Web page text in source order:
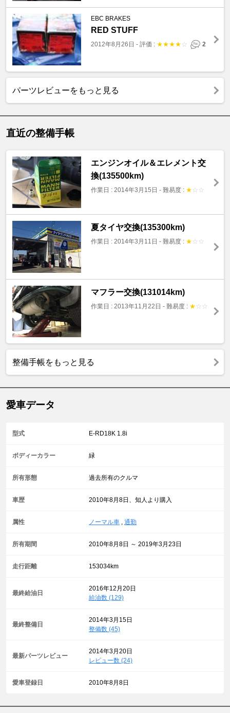
EBC BRAKES
RED STUFF
2012年8月26日 - 評価 : ★★★★ ☆ 2
パーツレビューをもっと見る
直近の整備手帳
エンジンオイル＆エレメント交
換(135500km)
作業日 : 2014年3月15日 - 難易度 : ★ ☆ ☆
夏タイヤ交換(135300km)
作業日 : 2014年3月11日 - 難易度 : ★ ☆ ☆
マフラー交換(131014km)
作業日 : 2013年11月22日 - 難易度 : ★ ☆ ☆
整備手帳をもっと見る
愛車データ
型式 E-RD18K 1.8i
ボディーカラー 緑
所有形態 過去所有のクルマ
車歴 2010年8月8日、知人より購入
属性 ノーマル車 , 通勤
所有期間 2010年8月8日 ～ 2019年3月23日
走行距離 153034km
最終給油日
2016年12月20日
給油数 (129)
最終整備日
2014年3月15日
整備数 (45)
最新パーツレビュー
2014年3月20日
レビュー数 (24)
愛車登録日 2010年8月8日